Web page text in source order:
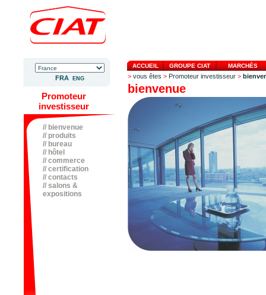
FRAENG
Promoteur
investisseur
// bienvenue
// produits
// bureau
// hôtel
// commerce
// certification
// contacts
// salons &
expositions
ACCUEIL GROUPE CIAT MARCHÉS
> vous êtes > Promoteur investisseur >
bienvenue